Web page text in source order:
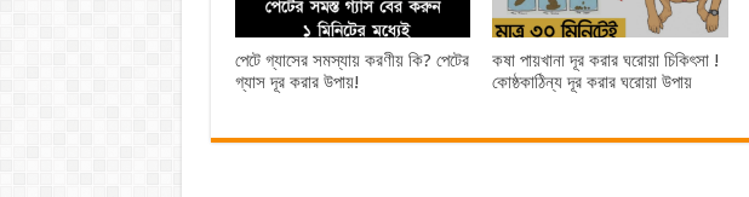
পেটে গ্যাসের সমস্যায় করণীয় কি? পেটের
গ্যাস দূর করার উপায়!
কষা পায়খানা দূর করার ঘরোয়া চিকিৎসা !
কোষ্ঠকাঠিন্য দূর করার ঘরোয়া উপায়